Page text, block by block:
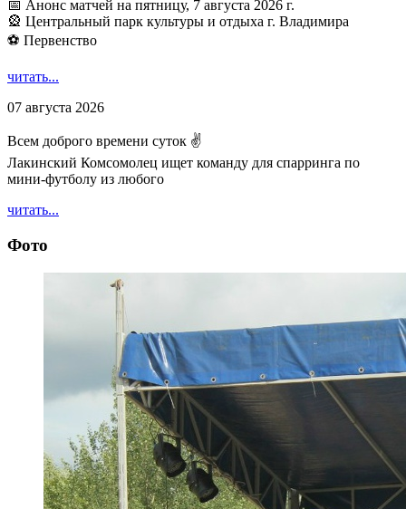
📅 Анонс матчей на пятницу, 7 августа 2026 г.
🎡 Центральный парк культуры и отдыха г. Владимира
⚽ Первенство
читать...
07 августа 2026
Всем доброго времени суток ✌
Лакинский Комсомолец ищет команду для спарринга по
мини-футболу из любого
читать...
Фото